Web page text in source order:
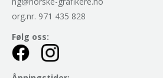
org.nr. 971 435 828
Følg oss: